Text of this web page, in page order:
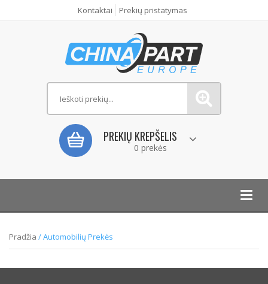
Kontaktai Prekių pristatymas
PREKIŲ KREPŠELIS
0 prekės
Pradžia / Automobilių Prekės